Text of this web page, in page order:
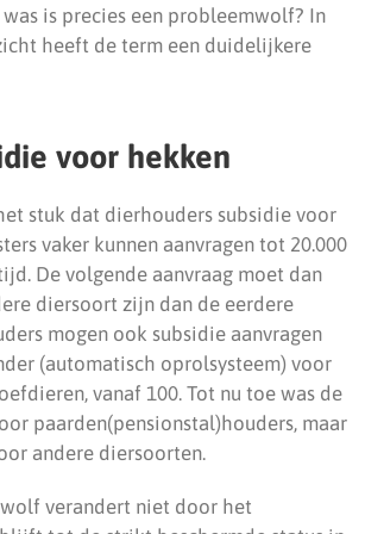
is precies een probleemwolf? In
heeft de term een duidelijkere
voor hekken
stuk dat dierhouders subsidie voor
vaker kunnen aanvragen tot 20.000
De volgende aanvraag moet dan
diersoort zijn dan de eerdere
mogen ook subsidie aanvragen
(automatisch oprolsysteem) voor
vanaf 100. Tot nu toe was de
paarden(pensionstal)houders, maar
andere diersoorten.
wolf verandert niet door het